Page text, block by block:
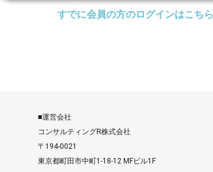
すでに会員の方のログインはこちら
■運営会社
コンサルティングR株式会社
〒194-0021
東京都町田市中町1-18-12 MFビル1F